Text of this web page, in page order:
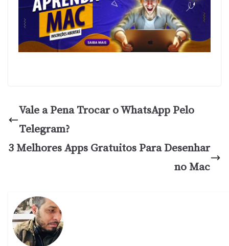
Vale a Pena Trocar o WhatsApp Pelo
Telegram?
3 Melhores Apps Gratuitos Para Desenhar
no Mac